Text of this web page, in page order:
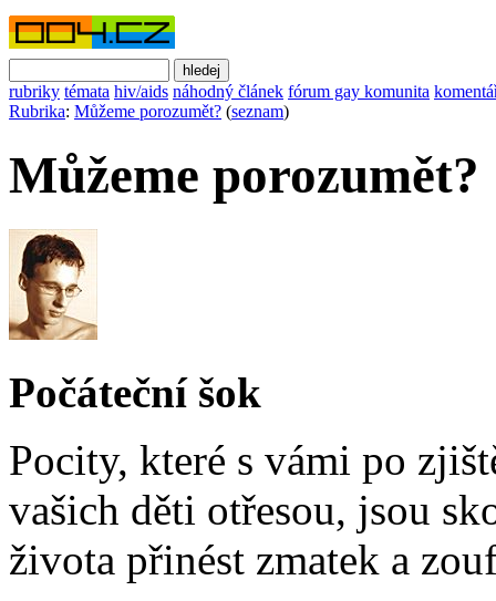
rubriky témata hiv/aids náhodný článek fórum gay komunita
Rubrika: Můžeme porozumět? (seznam)
Můžeme porozumět?
Počáteční šok
Pocity, které s vámi po
vašich děti otřesou, jsou
života přinést zmatek a